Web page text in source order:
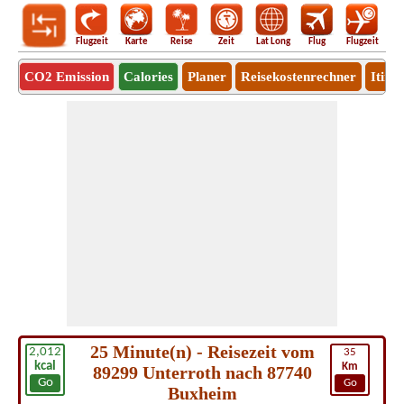
Flugzeit Karte Reise Zeit Lat Long Flug Flugzeit
CO2 Emission Calories Planer Reisekostenrechner
2,012
kcal
Go
35
Km
Go
25 Minute(n) - Reisezeit vom
89299 Unterroth nach 87740
Buxheim